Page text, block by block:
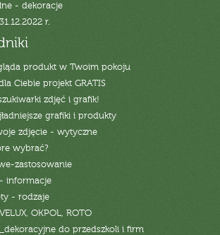
- dekoracje
r.
produkt w Twoim pokoju
Ciebie projekt GRATIS
zdjęć i grafik!
grafiki i produkty
zdjęcie - wytyczne
wybrać?
zastosowanie
informacje
- rodzaje
OKPOL, ROTO
do przedszkoli i firm